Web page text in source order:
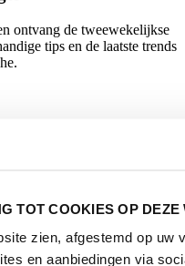
TOT COOKIES OP DEZE
zien, afgestemd op
en aanbiedingen via
ontvang de tweewekelijkse
tips en de laatste trends